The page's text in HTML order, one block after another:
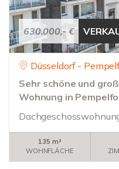
630.000,- €
Düsseldorf -
Sehr schöne und
Wohnung in
135 m²
WOHNFLÄCHE